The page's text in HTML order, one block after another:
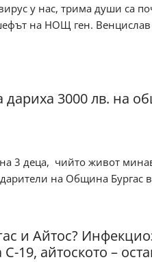
у нас, трима души са
на НОЩ ген. Венцислав
3000 лв. на
3 деца, чийто живот
на Община Бургас
и Айтос?
19, айтоското –